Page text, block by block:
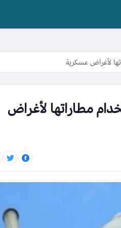
لأغراض عسكرية
مطاراتها لأغراض